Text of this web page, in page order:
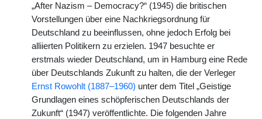
„After Nazism – Democracy?“ (1945) die britischen
Vorstellungen über eine Nachkriegsordnung für
Deutschland zu beeinflussen, ohne jedoch Erfolg bei
alliierten Politikern zu erzielen. 1947 besuchte er
erstmals wieder Deutschland, um in Hamburg eine Rede
über Deutschlands Zukunft zu halten, die der Verleger
Ernst Rowohlt (1887–1960) unter dem Titel „Geistige
Grundlagen eines schöpferischen Deutschlands der
Zukunft“ (1947) veröffentlichte. Die folgenden Jahre